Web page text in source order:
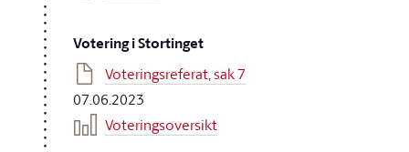
Votering i Stortinget
Voteringsreferat, sak 7
07.06.2023
Voteringsoversikt